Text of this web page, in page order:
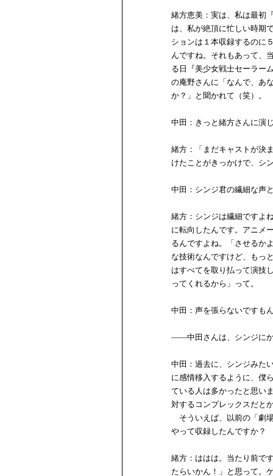
緒方恵美：実は、私は最初
は、私が絶頂に忙しい時期
ションは１本収録するのに
んですね。それもあって、
る日『美少女戦士セーラー
の庵野さんに「なんで、あ
か？」と聞かれて（笑）。
中田：きっと緒方さんに演
緒方：「まだキャストが決
けたことがきっかけで、シ
中田：シンジ君の繊細な声
緒方：シンジは繊細ですよ
に転向したんです。アニメ
るんですよね。「させるか
な技術なんですけど、もっ
はすべてを取り払って演技
ってくれるから」って。
中田：声を張らないですも
――中田さんは、シンジに
中田：過去に、シンジみた
に感情移入するように、僕
ている人は多かったと思い
対するコンプレックスだと
そういえば、以前の「劇
やって収録したんですか？
緒方：ははは。当たり前で
たらいかん！」と思って。